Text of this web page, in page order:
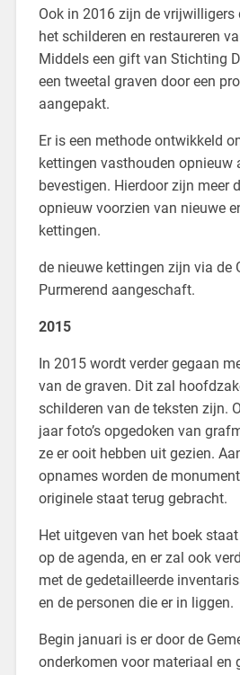
Ook in 2016 zijn de vrijwilligers
het schilderen en restaureren
Middels een gift van Stichting
een tweetal graven door een
aangepakt.
Er is een methode ontwikkeld
kettingen vasthouden opnieuw
bevestigen. Hierdoor zijn meer
opnieuw voorzien van nieuwe
kettingen.
de nieuwe kettingen zijn via de
Purmerend aangeschaft.
2015
In 2015 wordt verder gegaan
van de graven. Dit zal
schilderen van de teksten zijn.
jaar foto’s opgedoken van
ze er ooit hebben uit gezien.
opnames worden de
originele staat terug gebracht.
Het uitgeven van het boek
op de agenda, en er zal ook
met de gedetailleerde
en de personen die er in liggen.
Begin januari is er door de
onderkomen voor materiaal en